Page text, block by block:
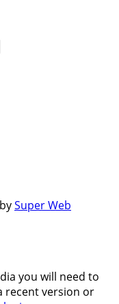
Super Web
you will need to
recent version or